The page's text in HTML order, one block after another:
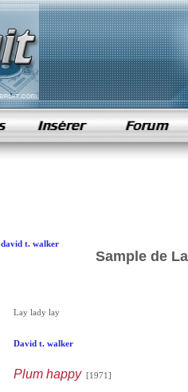
david t. walker
Sample de
Lay lady lay
David t. walker
Plum happy[1971]